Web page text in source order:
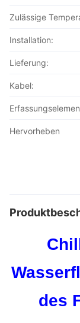
Zulässige
Installation:
Lieferung:
Kabel:
Hervorheben
des